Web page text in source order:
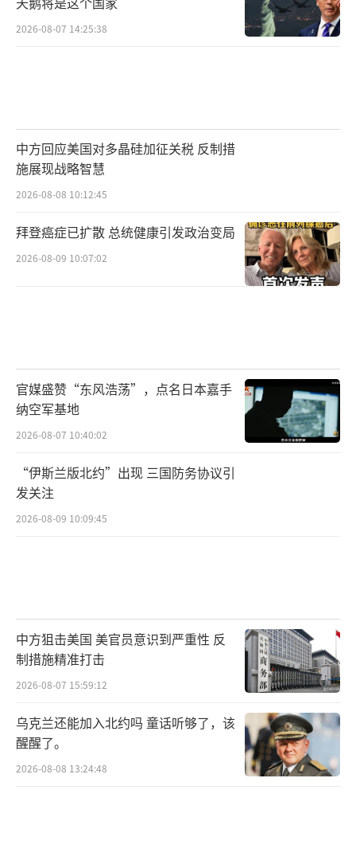
2026-08-07 14:25:38
中方回应美国对多晶硅加征关税 反制措
施展现战略智慧
2026-08-08 10:12:45
拜登癌症已扩散 总统健康引发政治变局
2026-08-09 10:07:02
官媒盛赞“东风浩荡”，点名日本嘉手
纳空军基地
2026-08-07 10:40:02
“伊斯兰版北约”出现 三国防务协议引
发关注
2026-08-09 10:09:45
中方狙击美国 美官员意识到严重性 反
制措施精准打击
2026-08-07 15:59:12
乌克兰还能加入北约吗 童话听够了，该
醒醒了。
2026-08-08 13:24:48